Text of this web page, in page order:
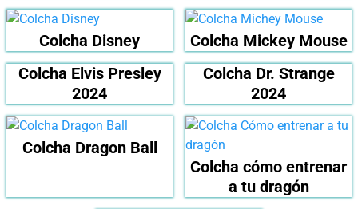
Colcha Disney
Colcha Mickey Mouse
Colcha Elvis Presley
2024
Colcha Dr. Strange
2024
Colcha Dragon Ball
Colcha cómo entrenar
a tu dragón